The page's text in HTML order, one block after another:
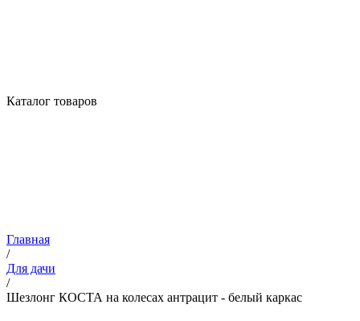
Каталог товаров
Главная
/
Для дачи
/
Шезлонг КОСТА на колесах антрацит - белый каркас